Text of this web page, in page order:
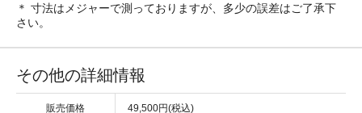
＊ 寸法はメジャーで測っておりますが、多少の誤差はご了承下
さい。
その他の詳細情報
販売価格 49,500円(税込)